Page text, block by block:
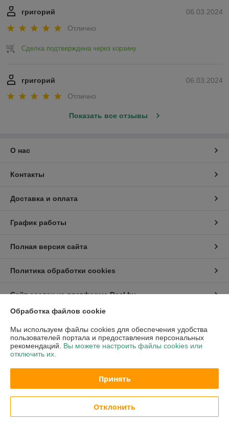
06.03.2024
григорий
Отлично
Сделка подтверждена через корзину
06.03.2024
григорий
Отлично
Показать все отзывы
О нас
Контакты
Доставка и оплата
График работы
Полная версия сайта
Политика обработки cookies
Сайт создан на платформе Deal.by
Информация для покупателя
Индивидуальный предприниматель:
ИП Ржечицкий Игорь Леонидович
222310 г.Молодечно ул.В.Гостинец 155 - 45
Регистрационный орган: Минский облисполком
Дата регистрации компании: 23.09.1996
Обработка файлов cookie
Мы используем файлы cookies для обеспечения удобства
пользователей портала и предоставления персональных
рекомендаций. Вы можете настроить файлы cookies или
отключить их.
Принять
Отклонить